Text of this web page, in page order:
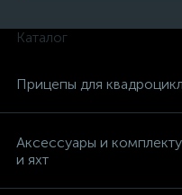
Каталог
Прицепы для
Аксессуары и
и яхт